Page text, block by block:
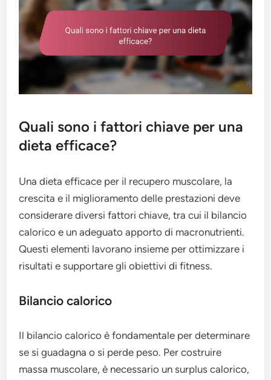
Quali sono i fattori chiave per una
dieta efficace?
Una dieta efficace per il recupero muscolare, la
crescita e il miglioramento delle prestazioni deve
considerare diversi fattori chiave, tra cui il bilancio
calorico e un adeguato apporto di macronutrienti.
Questi elementi lavorano insieme per ottimizzare i
risultati e supportare gli obiettivi di fitness.
Bilancio calorico
Il bilancio calorico è fondamentale per determinare
se si guadagna o si perde peso. Per costruire
massa muscolare, è necessario un surplus calorico,